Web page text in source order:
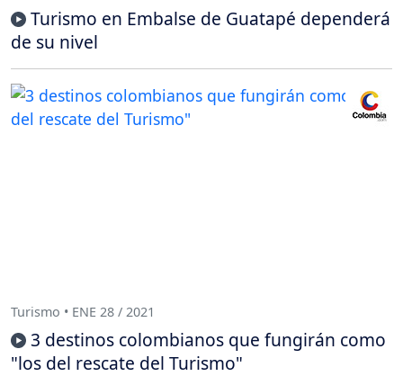
Turismo en Embalse de Guatapé dependerá
de su nivel
Turismo • ENE 28 / 2021
3 destinos colombianos que fungirán como
"los del rescate del Turismo"